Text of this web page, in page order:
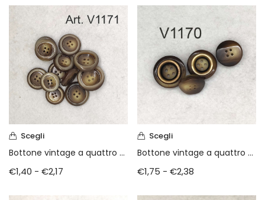
Scegli
Bottone vintage a quattro fori anni 80
€1,40 - €2,17
Scegli
Bottone vintage a quattro fori anni 80
€1,75 - €2,38